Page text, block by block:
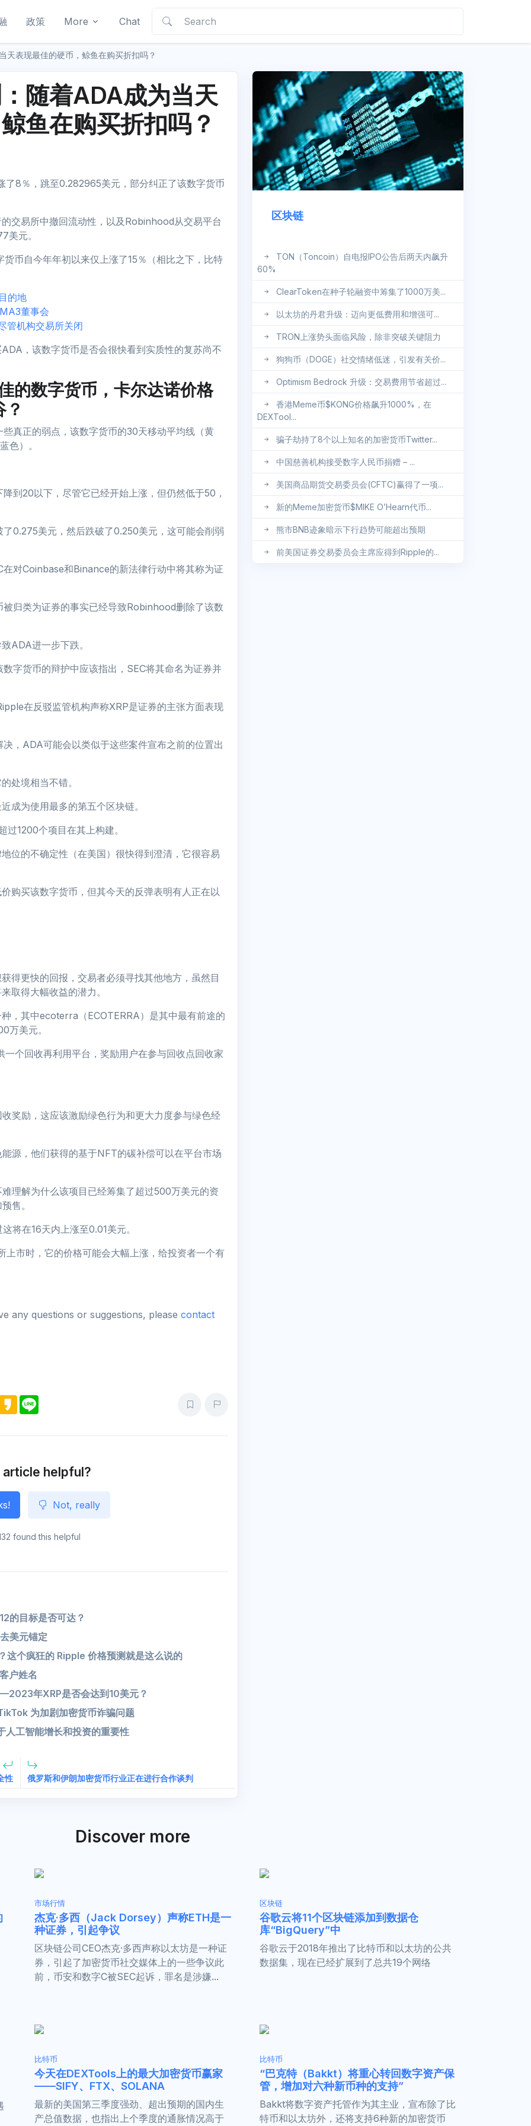
政策 More Chat
天表现最佳的硬币，鲸鱼在购买折扣吗？
随着ADA成为当天
鱼在购买折扣吗？
8％，跳至0.282965美元，部分纠正了该数字货币
交易所中撤回流动性，以及Robinhood从交易平台
美元。
币自今年年初以来仅上涨了15％（相比之下，比特
的地
董事会
管机构交易所关闭
，该数字货币是否会很快看到实质性的复苏尚不
的数字货币，卡尔达诺价格
真正的弱点，该数字货币的30天移动平均线（黄
色）。
到20以下，尽管它已经开始上涨，但仍然低于50，
0.275美元，然后跌破了0.250美元，这可能会削弱
对Coinbase和Binance的新法律行动中将其称为证
归类为证券的事实已经导致Robinhood删除了该数
ADA进一步下跌。
字货币的辩护中应该指出，SEC将其命名为证券并
在反驳监管机构声称XRP是证券的主张方面表现
，ADA可能会以类似于这些案件宣布之前的位置出
处境相当不错。
成为使用最多的第五个区块链。
1200个项目在其上构建。
位的不确定性（在美国）很快得到澄清，它很容易
购买该数字货币，但其今天的反弹表明有人正在以
得更快的回报，交易者必须寻找其他地方，虽然目
取得大幅收益的潜力。
，其中ecoterra（ECOTERRA）是其中最有前途的
万美元。
个回收再利用平台，奖励用户在参与回收点回收家
奖励，这应该激励绿色行为和更大力度参与绿色经
源，他们获得的基于NFT的碳补偿可以在平台市场
理解为什么该项目已经筹集了超过500万美元的资
售。
将在16天内上涨至0.01美元。
上市时，它的价格可能会大幅上涨，给投资者一个有
any questions or suggestions, please contact
K
a
article helpful?
Not, really
found this helpful
的目标是否可达？
美元锚定
这个疯狂的 Ripple 价格预测就是这么说的
户姓名
年XRP是否会达到10美元？
为加剧加密货币诈骗问题
人工智能增长和投资的重要性
性 俄罗斯和伊朗加密货币行业正在进行合作谈判
区块链
TON（Toncoin）自电报IPO公告后两天内飙升
60%
ClearToken在种子轮融资中筹集了1000万美...
以太坊的丹君升级：迈向更低费用和增强可...
TRON上涨势头面临风险，除非突破关键阻力
狗狗币（DOGE）社交情绪低迷，引发有关价...
Optimism Bedrock 升级：交易费用节省超过...
香港Meme币$KONG价格飙升1000%，在
DEXTool...
骗子劫持了8个以上知名的加密货币Twitter...
中国慈善机构接受数字人民币捐赠 – ...
美国商品期货交易委员会(CFTC)赢得了一项...
新的Meme加密货币$MIKE O’Hearn代币...
熊市BNB迹象暗示下行趋势可能超出预期
前美国证券交易委员会主席应得到Ripple的...
Discover more
市场行情
杰克·多西（Jack Dorsey）声称ETH是一
种证券，引起争议
区块链公司CEO杰克·多西声称以太坊是一种证
券，引起了加密货币社交媒体上的一些争议此
前，币安和数字C被SEC起诉，罪名是涉嫌...
区块链
谷歌云将11个区块链添加到数据仓
库“BigQuery”中
谷歌云于2018年推出了比特币和以太坊的公共
数据集，现在已经扩展到了总共19个网络
比特币
今天在DEXTools上的最大加密货币赢家
——SIFY、FTX、SOLANA
最新的美国第三季度强劲、超出预期的国内生
产总值数据，也指出上个季度的通胀情况高于
比特币
“巴克特（Bakkt）将重心转回数字资产保
管，增加对六种新币种的支持”
Bakkt将数字资产托管作为其主业，宣布除了比
特币和以太坊外，还将支持6种新的加密货币